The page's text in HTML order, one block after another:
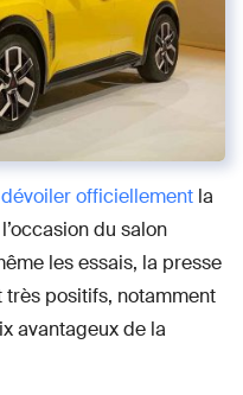
dévoiler officiellement la
du salon
les essais, la presse
très positifs, notamment
avantageux de la